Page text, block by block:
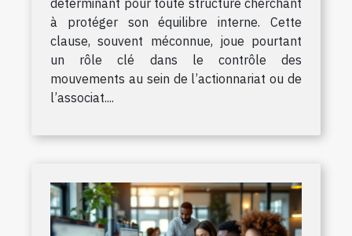
déterminant pour toute structure cherchant
à protéger son équilibre interne. Cette
clause, souvent méconnue, joue pourtant
un rôle clé dans le contrôle des
mouvements au sein de l’actionnariat ou de
l’associat....